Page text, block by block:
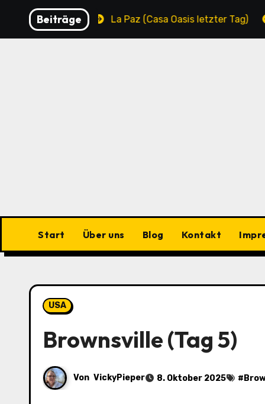
Inhalten
springen
BeiträgeLa Paz (Casa Oasis letzter Tag) La
Start Über uns Blog Kontakt
USA
Brownsville (Tag 5)
Von VickyPieper 8. Oktober 2025 #